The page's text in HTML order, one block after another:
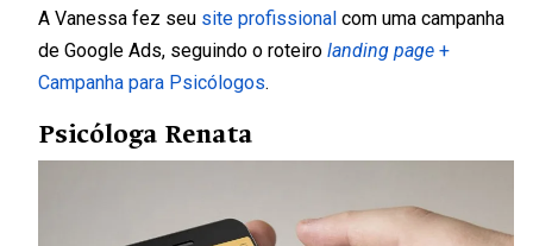
A Vanessa fez seu site profissional com uma campanha
de Google Ads, seguindo o roteiro landing page +
Campanha para Psicólogos.
Psicóloga Renata